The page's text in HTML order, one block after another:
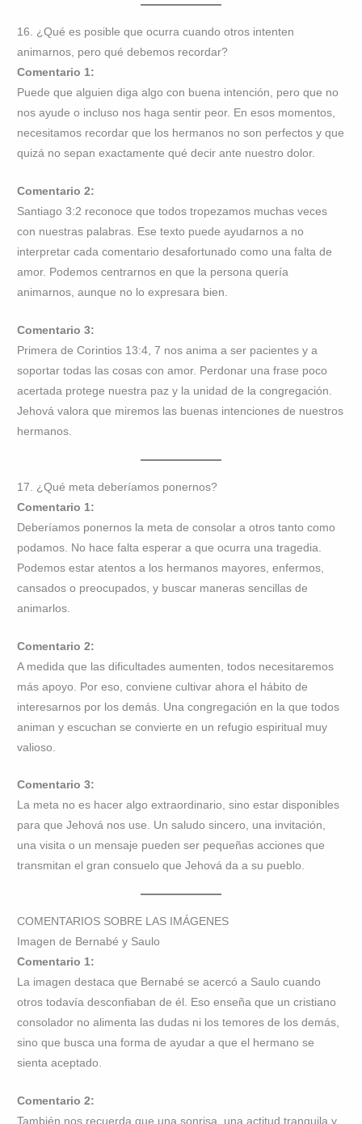
16. ¿Qué es posible que ocurra cuando otros intenten
animarnos, pero qué debemos recordar?
Comentario 1:
Puede que alguien diga algo con buena intención, pero que no
nos ayude o incluso nos haga sentir peor. En esos momentos,
necesitamos recordar que los hermanos no son perfectos y que
quizá no sepan exactamente qué decir ante nuestro dolor.
Comentario 2:
Santiago 3:2 reconoce que todos tropezamos muchas veces
con nuestras palabras. Ese texto puede ayudarnos a no
interpretar cada comentario desafortunado como una falta de
amor. Podemos centrarnos en que la persona quería
animarnos, aunque no lo expresara bien.
Comentario 3:
Primera de Corintios 13:4, 7 nos anima a ser pacientes y a
soportar todas las cosas con amor. Perdonar una frase poco
acertada protege nuestra paz y la unidad de la congregación.
Jehová valora que miremos las buenas intenciones de nuestros
hermanos.
17. ¿Qué meta deberíamos ponernos?
Comentario 1:
Deberíamos ponernos la meta de consolar a otros tanto como
podamos. No hace falta esperar a que ocurra una tragedia.
Podemos estar atentos a los hermanos mayores, enfermos,
cansados o preocupados, y buscar maneras sencillas de
animarlos.
Comentario 2:
A medida que las dificultades aumenten, todos necesitaremos
más apoyo. Por eso, conviene cultivar ahora el hábito de
interesarnos por los demás. Una congregación en la que todos
animan y escuchan se convierte en un refugio espiritual muy
valioso.
Comentario 3:
La meta no es hacer algo extraordinario, sino estar disponibles
para que Jehová nos use. Un saludo sincero, una invitación,
una visita o un mensaje pueden ser pequeñas acciones que
transmitan el gran consuelo que Jehová da a su pueblo.
COMENTARIOS SOBRE LAS IMÁGENES
Imagen de Bernabé y Saulo
Comentario 1:
La imagen destaca que Bernabé se acercó a Saulo cuando
otros todavía desconfiaban de él. Eso enseña que un cristiano
consolador no alimenta las dudas ni los temores de los demás,
sino que busca una forma de ayudar a que el hermano se
sienta aceptado.
Comentario 2:
También nos recuerda que una sonrisa, una actitud tranquila y